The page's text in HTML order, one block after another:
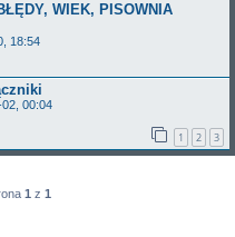
WIEK, PISOWNIA
18:54
00:04
1 2 3
1 z 1